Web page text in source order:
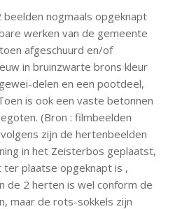
nogmaals opgeknapt
werken van de gemeente
afgeschuurd en/of
in bruinzwarte brons kleur
delen en een pootdeel,
is ook een vaste betonnen
(Bron : filmbeelden
zijn de hertenbeelden
in het Zeisterbos geplaatst,
plaatse opgeknapt is ,
de 2 herten is wel conform de
maar de rots-sokkels zijn